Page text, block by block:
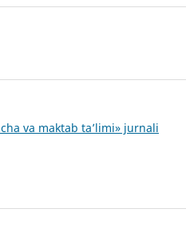
va maktab ta’limi» jurnali